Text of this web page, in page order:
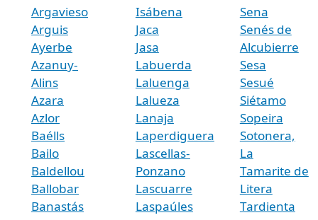
Argavieso
Arguis
Ayerbe
Azanuy-
Alins
Azara
Azlor
Baélls
Bailo
Baldellou
Ballobar
Banastás
Isábena
Jaca
Jasa
Labuerda
Laluenga
Lalueza
Lanaja
Laperdiguera
Lascellas-
Ponzano
Lascuarre
Laspaúles
Sena
Senés de
Alcubierre
Sesa
Sesué
Siétamo
Sopeira
Sotonera,
La
Tamarite de
Litera
Tardienta